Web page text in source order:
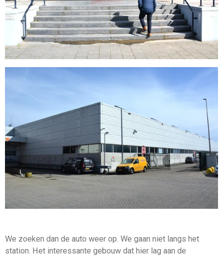
We zoeken dan de auto weer op. We gaan niet langs het
station. Het interessante gebouw dat hier lag aan de